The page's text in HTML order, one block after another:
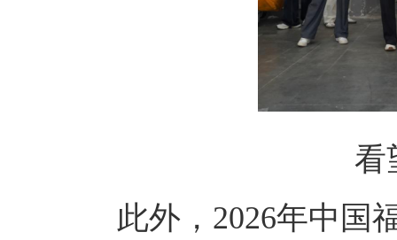
看
此外，2026年中国